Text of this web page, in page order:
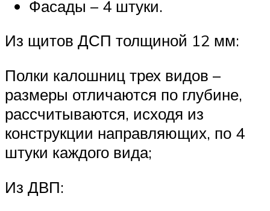
Фасады – 4 штуки.
Из щитов ДСП толщиной 12 мм:
Полки калошниц трех видов –
размеры отличаются по глубине,
рассчитываются, исходя из
конструкции направляющих, по 4
штуки каждого вида;
Из ДВП: